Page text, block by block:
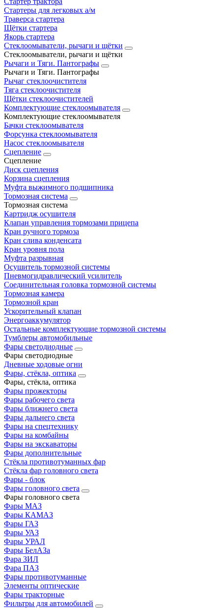
Стартеры для легковых а/м
Траверса стартера
Щётки стартера
Якорь стартера
Стеклоомыватели, рычаги и щётки
Стеклоомыватели, рычаги и щётки
Рычаги и Тяги. Пантографы
Рычаги и Тяги. Пантографы
Рычаг стеклоочистителя
Тяга стеклоочистителя
Щётки стеклоочистителей
Комплектующие стеклоомывателя
Комплектующие стеклоомывателя
Бачки стеклоомывателя
Форсунка стеклоомывателя
Насос стеклоомывателя
Сцепление
Сцепление
Диск сцепления
Корзина сцепления
Муфта выжимного подшипника
Тормозная система
Тормозная система
Картридж осушителя
Клапан управления тормозами прицепа
Кран ручного тормоза
Кран слива конденсата
Кран уровня пола
Муфта разрывная
Осушитель тормозной системы
Пневмогидравлический усилитель
Соединительная головка тормозной системы
Тормозная камера
Тормозной кран
Ускорительный клапан
Энергоаккумулятор
Остальные комплектующие тормозной системы
Тумблеры автомобильные
Фары светодиодные
Фары светодиодные
Дневные ходовые огни
Фары, стёкла, оптика
Фары, стёкла, оптика
Фары прожекторы
Фары рабочего света
Фары ближнего света
Фары дальнего света
Фары на спецтехнику
Фары на комбайны
Фары на экскаваторы
Фары дополнительные
Стёкла противотуманных фар
Стёкла фар головного света
Фары - блок
Фары головного света
Фары головного света
Фары МАЗ
Фары КАМАЗ
Фары ГАЗ
Фары УАЗ
Фары УРАЛ
Фары БелАЗа
Фара ЗИЛ
Фара ПАЗ
Фары противотуманные
Элементы оптические
Фары тракторные
Фильтры для автомобилей